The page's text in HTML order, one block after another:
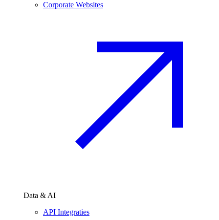
Corporate Websites
Data & AI
API Integraties